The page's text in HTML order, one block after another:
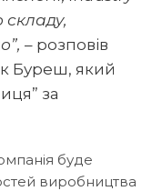
складу,
– розповів
Буреш, який
за
буде
виробництва